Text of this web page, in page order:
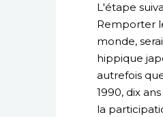
L'étape
Remporter
monde,
hippique
autrefois
1990, dix
la